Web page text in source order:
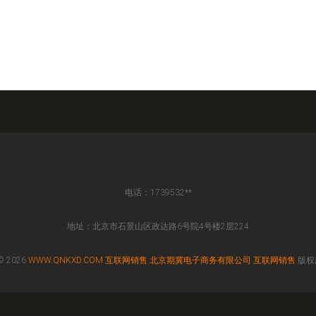
电话：1739532**
地址：北京市石景山区政达路6号院4号楼2层224
2026 WWW.QNKXD.COM 互联网销售 北京期冀电子商务有限公司 互联网销售 版